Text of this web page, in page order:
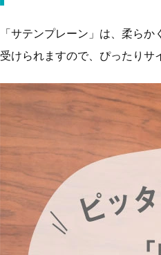
「サテンプレーン」は、柔ら
受けられますので、ぴったりサ